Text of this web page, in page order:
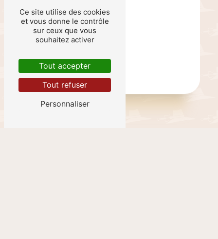
En savoir plus
Ce site utilise des cookies
et vous donne le contrôle
sur ceux que vous
souhaitez activer
Tout accepter
Tout refuser
Personnaliser